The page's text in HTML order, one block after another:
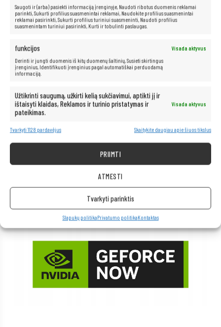
Saugoti ir (arba) pasiekti informaciją įrenginyje, Naudoti ribotus duomenis reklamai
parinkti, Sukurti profilius suasmenintai reklamai, Naudokite profilius suasmenintai
reklamai pasirinkti, Sukurti profilius turiniui suasmeninti, Naudoti profilius
suasmenintam turiniui pasirinkti, Kurti ir tobulinti paslaugas.
funkcijos
Visada aktyvus
Derinti ir jungti duomenis iš kitų duomenų šaltinių, Susieti skirtingus
įrenginius, Identifikuoti įrenginius pagal automatiškai perduodamą
informaciją.
Užtikrinti saugumą, užkirti kelią sukčiavimui, aptikti jį ir
ištaisyti klaidas, Reklamos ir turinio pristatymas ir
pateikimas.
Visada aktyvus
Tvarkyti 1128 pardavėjus Skaitykite daugiau apie šiuos tikslus
PRIIMTI
ATMESTI
Tvarkyti parinktis
Slapukų politikaPrivatumo politikaKontaktas
Kompiuteris taip pat idealiai tinka visoms multimedijos programoms.
Be vargo transliuokite filmus ir muziką geriausia kokybe iš tokių
platformų kaip „Netflix“, „HBO“, „Amazon“, „YouTube“, „Spotify“ ir